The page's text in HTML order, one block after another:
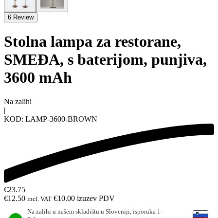
6 Review
Stolna lampa za restorane,
SMEĐA, s baterijom, punjiva,
3600 mAh
Na zalihi
|
KOD: LAMP-3600-BROWN
€23.75
€12.50 incl. VAT €10.00 izuzev PDV
Na zalihi u našem skladištu u Sloveniji, isporuka 1-